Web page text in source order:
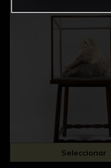
Seleccionar